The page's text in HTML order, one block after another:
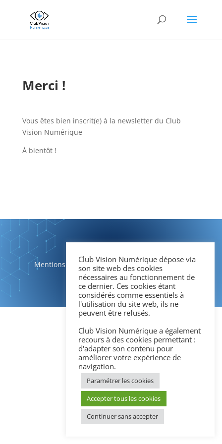
Merci !
Vous êtes bien inscrit(e) à la newsletter du Club
Vision Numérique
À bientôt !
Mentions légales|Politique de confidentialité
Club Vision Numérique dépose via
son site web des cookies
nécessaires au fonctionnement de
ce dernier. Ces cookies étant
considérés comme essentiels à
l'utilisation du site web, ils ne
peuvent être refusés.
Club Vision Numérique a également
recours à des cookies permettant :
d'adapter son contenu pour
améliorer votre expérience de
navigation.
Paramétrer les cookies
Accepter tous les cookies
Continuer sans accepter